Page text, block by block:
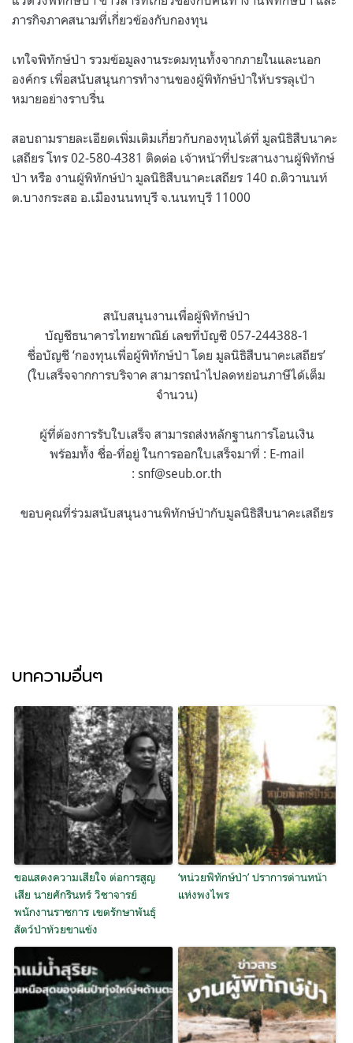
ภารกิจภาคสนามที่เกี่ยวข้องกับกองทุน
เทใจพิทักษ์ป่า รวมข้อมูลงานระดมทุนทั้งจากภายในและนอก
องค์กร เพื่อสนับสนุนการทำงานของผู้พิทักษ์ป่าให้บรรลุเป้า
หมายอย่างราบรื่น
สอบถามรายละเอียดเพิ่มเติมเกี่ยวกับกองทุนได้ที่ มูลนิธิสืบนาคะ
เสถียร โทร 02-580-4381 ติดต่อ เจ้าหน้าที่ประสานงานผู้พิทักษ์
ป่า หรือ งานผู้พิทักษ์ป่า มูลนิธิสืบนาคะเสถียร 140 ถ.ติวานนท์
ต.บางกระสอ อ.เมืองนนทบุรี จ.นนทบุรี 11000
สนับสนุนงานเพื่อผู้พิทักษ์ป่า
บัญชีธนาคารไทยพาณิย์ เลขที่บัญชี 057-244388-1
ชื่อบัญชี ‘กองทุนเพื่อผู้พิทักษ์ป่า โดย มูลนิธิสืบนาคะเสถียร’
(ใบเสร็จจากการบริจาค สามารถนำไปลดหย่อนภาษีได้เต็ม
จำนวน)
ผู้ที่ต้องการรับใบเสร็จ สามารถส่งหลักฐานการโอนเงิน
พร้อมทั้ง ชื่อ-ที่อยู่ ในการออกใบเสร็จมาที่ : E-mail
: snf@seub.or.th
ขอบคุณที่ร่วมสนับสนุนงานพิทักษ์ป่ากับมูลนิธิสืบนาคะเสถียร
บทความอื่นๆ
ขอแสดงความเสียใจ ต่อการสูญ
เสีย นายศักรินทร์ วิชาจารย์
พนักงานราชการ เขตรักษาพันธุ์
สัตว์ป่าห้วยขาแข้ง
‘หน่วยพิทักษ์ป่า’ ปราการด่านหน้า
แห่งพงไพร